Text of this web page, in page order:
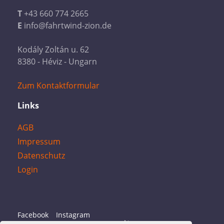
T+43 660 774 2665
E info@fahrtwind-zion.de
Kodály Zoltán u. 62
8380 - Héviz - Ungarn
Zum Kontaktformular
Links
AGB
Impressum
Datenschutz
Login
Facebook Instagram